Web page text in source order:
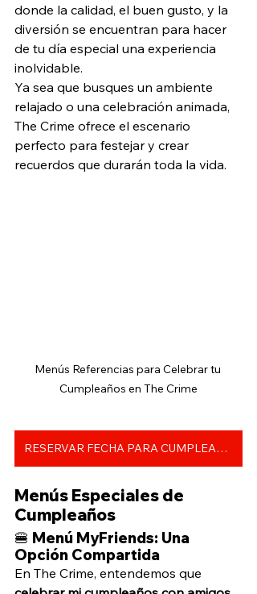
donde la calidad, el buen gusto, y la
diversión se encuentran para hacer
de tu día especial una experiencia
inolvidable.
Ya sea que busques un ambiente
relajado o una celebración animada,
The Crime ofrece el escenario
perfecto para festejar y crear
recuerdos que durarán toda la vida.
Menús Referencias para Celebrar tu
Cumpleaños en The Crime
RESERVAR FECHA PARA CUMPLEAÑOS
Menús Especiales de
Cumpleaños
🍔 Menú MyFriends: Una
Opción Compartida
En The Crime, entendemos que